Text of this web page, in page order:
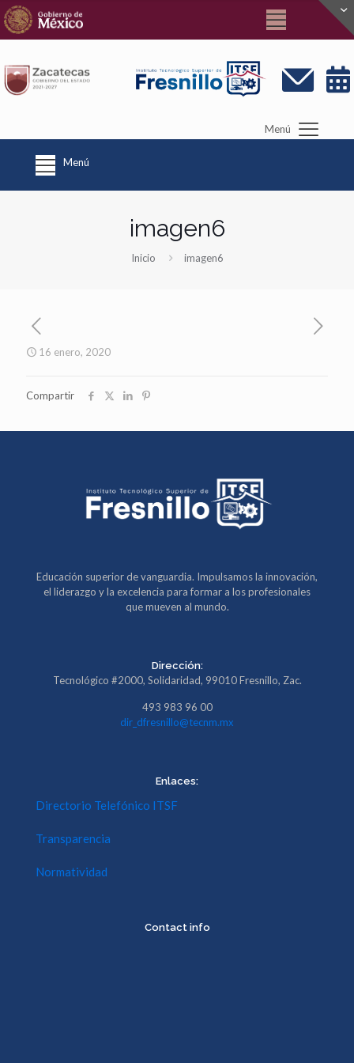
Menú
Menú
imagen6
Inicio imagen6
16 enero, 2020
Compartir
Educación superior de vanguardia. Impulsamos la innovación,
el liderazgo y la excelencia para formar a los profesionales
que mueven al mundo.
Dirección:
Tecnológico #2000, Solidaridad, 99010 Fresnillo, Zac.
493 983 96 00
dir_dfresnillo@tecnm.mx
Enlaces:
Directorio Telefónico ITSF
Transparencia
Normatividad
Contact info